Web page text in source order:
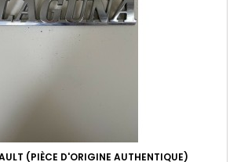
(PIÈCE D'ORIGINE AUTHENTIQUE)